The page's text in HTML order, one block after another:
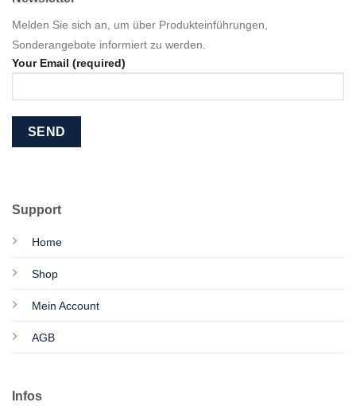
Support
Home
Shop
Mein Account
AGB
Infos
Melden Sie sich an, um über Produkteinführungen,
Sonderangebote informiert zu werden.
Your Email (required)